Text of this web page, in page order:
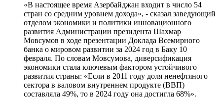
«В настоящее время Азербайджан входит в число 54
стран со средним уровнем дохода», - сказал заведующий
отделом экономики и политики инновационного
развития Администрации президента Шахмар
Мовсумов в ходе презентации Доклада Всемирного
банка о мировом развитии за 2024 год в Баку 10
февраля. По словам Мовсумова, диверсификация
экономики стала ключевым фактором устойчивого
развития страны: «Если в 2011 году доля ненефтяного
сектора в валовом внутреннем продукте (ВВП)
составляла 49%, то в 2024 году она достигла 68%».